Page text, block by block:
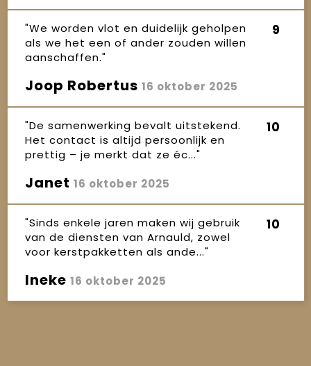
"We worden vlot en duidelijk geholpen
als we het een of ander zouden willen
aanschaffen."
9
Joop Robertus 16 oktober 2025
"De samenwerking bevalt uitstekend.
Het contact is altijd persoonlijk en
prettig – je merkt dat ze éc..."
10
Janet 16 oktober 2025
"Sinds enkele jaren maken wij gebruik
van de diensten van Arnauld, zowel
voor kerstpakketten als ande..."
10
Ineke 16 oktober 2025